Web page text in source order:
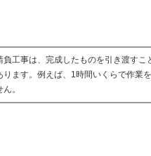
負工事は、完成したものを引き渡す
ります。例えば、1時間いくらで作業
。